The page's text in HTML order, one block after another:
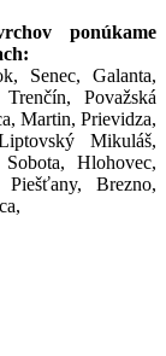
ponúkame
Senec, Galanta,
Považská
Martin, Prievidza,
Mikuláš,
Hlohovec,
Brezno,